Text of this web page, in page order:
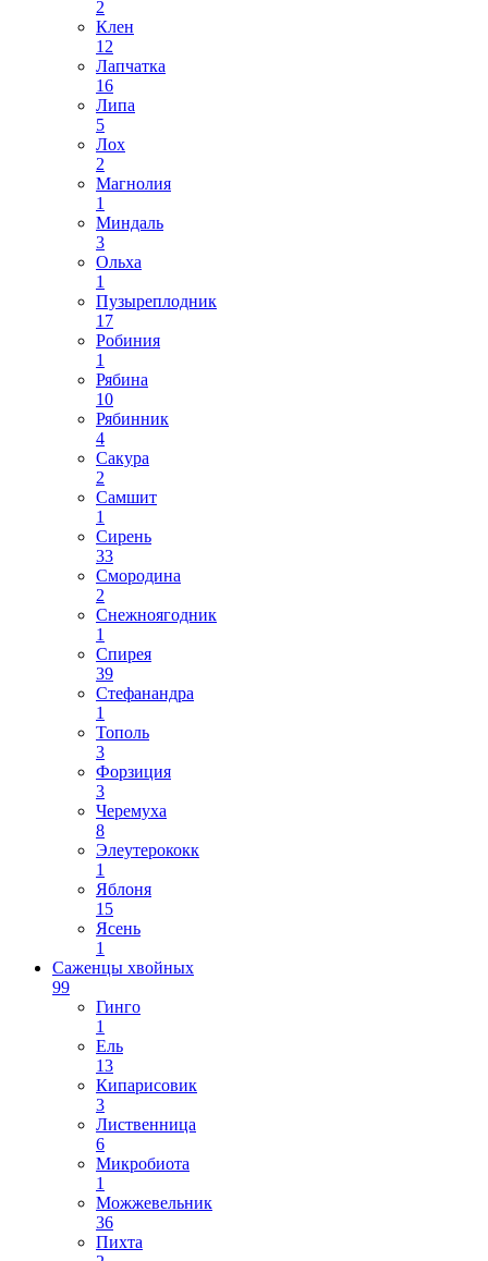
2
Клен
12
Лапчатка
16
Липа
5
Лох
2
Магнолия
1
Миндаль
3
Ольха
1
Пузыреплодник
17
Робиния
1
Рябина
10
Рябинник
4
Сакура
2
Самшит
1
Сирень
33
Смородина
2
Снежноягодник
1
Спирея
39
Стефанандра
1
Тополь
3
Форзиция
3
Черемуха
8
Элеутерококк
1
Яблоня
15
Ясень
1
Саженцы хвойных
99
Гинго
1
Ель
13
Кипарисовик
3
Лиственница
6
Микробиота
1
Можжевельник
36
Пихта